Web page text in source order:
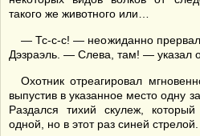
такого же животного или…
— Тс-с-с! — неожиданно прервал
Дэзраэль. — Слева, там! — указал
Охотник отреагировал
выпустив в указанное место одну
Раздался тихий скулеж,
одной, но в этот раз синей стрелой.